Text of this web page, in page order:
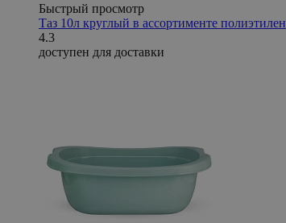
Быстрый просмотр
Таз 10л круглый в ассортименте полиэтилен
4.3
доступен для доставки